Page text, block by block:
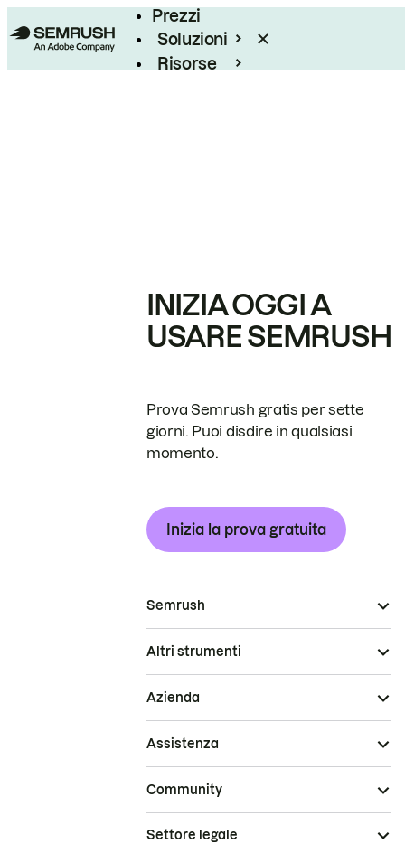
Prezzi
Soluzioni
Risorse
INIZIA OGGI A
USARE SEMRUSH
Prova Semrush gratis per sette
giorni. Puoi disdire in qualsiasi
momento.
Inizia la prova gratuita
Semrush
Altri strumenti
Azienda
Assistenza
Community
Settore legale